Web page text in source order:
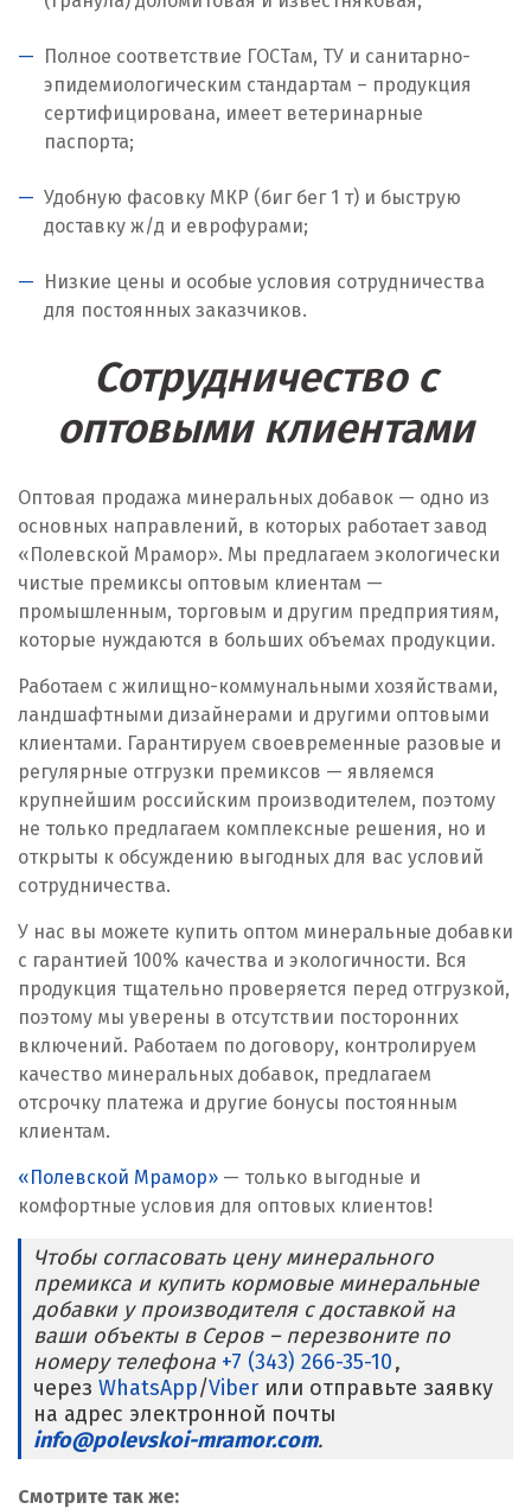
Нягань
О
Одинцово
Омск
Орел
Орехово-Зуево
П
Павловский Посад
Пенза
Первоуральск
Пермь
Подольск
Походилова
Псков
Пушкино
Р
Раменское
Ревда
Реутов
Ростов на Дону
С
Салехард
Самара
Санкт-Петербург
Саратов
Полное соответствие ГОСТам, ТУ и санитарно-
эпидемиологическим стандартам – продукция
сертифицирована, имеет ветеринарные
паспорта;
Удобную фасовку МКР (биг бег 1 т) и быструю
доставку ж/д и еврофурами;
Низкие цены и особые условия сотрудничества
для постоянных заказчиков.
Сотрудничество с
оптовыми клиентами
Оптовая продажа минеральных добавок — одно из
основных направлений, в которых работает завод
«Полевской Мрамор». Мы предлагаем экологически
чистые премиксы оптовым клиентам —
промышленным, торговым и другим предприятиям,
которые нуждаются в больших объемах продукции.
Работаем с жилищно-коммунальными хозяйствами,
ландшафтными дизайнерами и другими оптовыми
клиентами. Гарантируем своевременные разовые и
регулярные отгрузки премиксов — являемся
крупнейшим российским производителем, поэтому
не только предлагаем комплексные решения, но и
открыты к обсуждению выгодных для вас условий
сотрудничества.
У нас вы можете купить оптом минеральные добавки
с гарантией 100% качества и экологичности. Вся
продукция тщательно проверяется перед отгрузкой,
поэтому мы уверены в отсутствии посторонних
включений. Работаем по договору, контролируем
качество минеральных добавок, предлагаем
отсрочку платежа и другие бонусы постоянным
клиентам.
«Полевской Мрамор» — только выгодные и
комфортные условия для оптовых клиентов!
Чтобы согласовать цену минерального
премикса и купить кормовые минеральные
добавки у производителя с доставкой на
ваши объекты в Серов – перезвоните по
номеру телефона +7 (343) 266-35-10,
через WhatsApp/Viber или отправьте заявку
на адрес электронной почты
info@polevskoi-mramor.com.
Смотрите так же: